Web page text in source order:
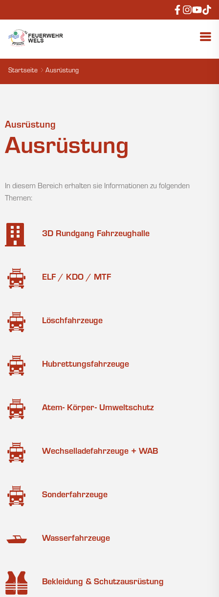
Startseite Ausrüstung
Ausrüstung
Ausrüstung
In diesem Bereich erhalten sie Informationen zu folgenden
Themen:
3D Rundgang Fahrzeughalle
ELF / KDO / MTF
Löschfahrzeuge
Hubrettungsfahrzeuge
Atem- Körper- Umweltschutz
Wechselladefahrzeuge + WAB
Sonderfahrzeuge
Wasserfahrzeuge
Bekleidung & Schutzausrüstung